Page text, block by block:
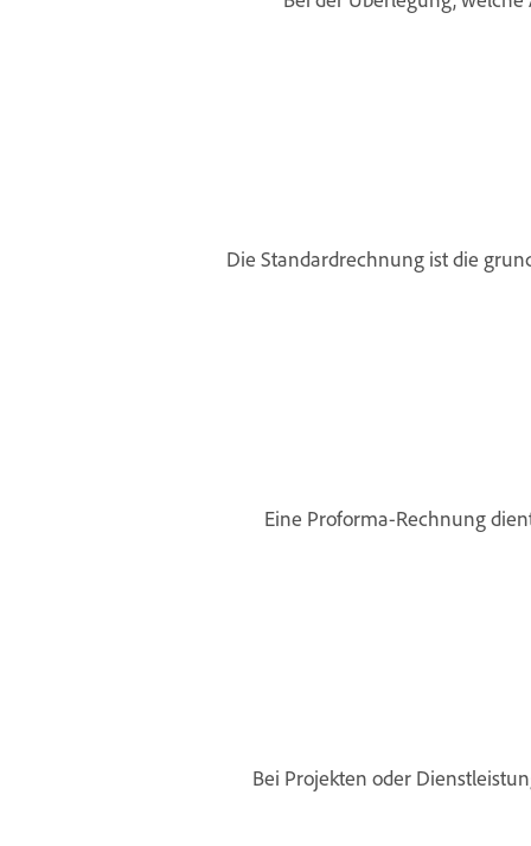
Die Standardrechnung ist die
Eine Proforma-Rechnung
Bei Projekten oder